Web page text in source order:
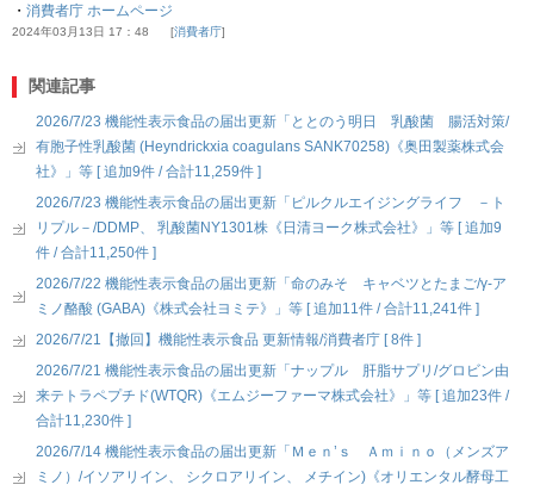
・ 消費者庁 ホームページ
2024年03月13日 17：48 消費者庁
関連記事
2026/7/23 機能性表示食品の届出更新「ととのう明日 乳酸菌 腸活対策/
有胞子性乳酸菌 (Heyndrickxia coagulans SANK70258)《奥田製薬株式会
社》」等 [ 追加9件 / 合計11,259件 ]
2026/7/23 機能性表示食品の届出更新「ピルクルエイジングライフ －ト
リプル－/DDMP、 乳酸菌NY1301株《日清ヨーク株式会社》」等 [ 追加9
件 / 合計11,250件 ]
2026/7/22 機能性表示食品の届出更新「命のみそ キャベツとたまご/γ-ア
ミノ酪酸 (GABA)《株式会社ヨミテ》」等 [ 追加11件 / 合計11,241件 ]
2026/7/21【撤回】機能性表示食品 更新情報/消費者庁 [ 8件 ]
2026/7/21 機能性表示食品の届出更新「ナップル 肝脂サプリ/グロビン由
来テトラペプチド(WTQR)《エムジーファーマ株式会社》」等 [ 追加23件 /
合計11,230件 ]
2026/7/14 機能性表示食品の届出更新「Ｍｅｎ’ｓ Ａｍｉｎｏ（メンズア
ミノ）/イソアリイン、 シクロアリイン、 メチイン)《オリエンタル酵母工